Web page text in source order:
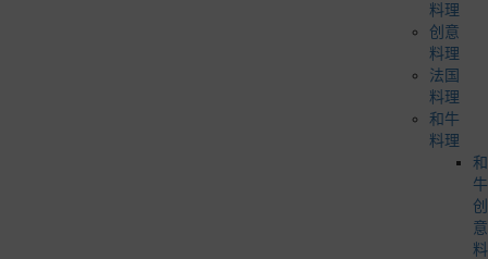
料理
创意
料理
法国
料理
和牛
料理
和
牛
创
意
料